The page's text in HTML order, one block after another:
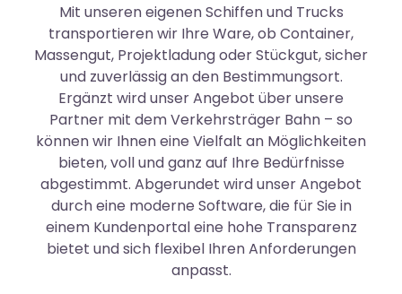
Mit unseren eigenen Schiffen und Trucks
transportieren wir Ihre Ware, ob Container,
Massengut, Projektladung oder Stückgut, sicher
und zuverlässig an den Bestimmungsort.
Ergänzt wird unser Angebot über unsere
Partner mit dem Verkehrsträger Bahn – so
können wir Ihnen eine Vielfalt an Möglichkeiten
bieten, voll und ganz auf Ihre Bedürfnisse
abgestimmt. Abgerundet wird unser Angebot
durch eine moderne Software, die für Sie in
einem Kundenportal eine hohe Transparenz
bietet und sich flexibel Ihren Anforderungen
anpasst.